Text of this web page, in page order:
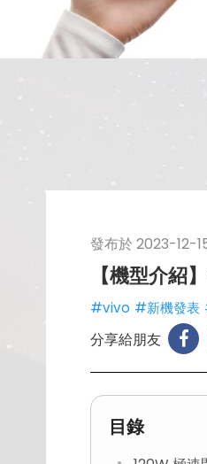
發布於 2023-12-
【機型介紹
#vivo #新機發表
分享給朋友
目錄